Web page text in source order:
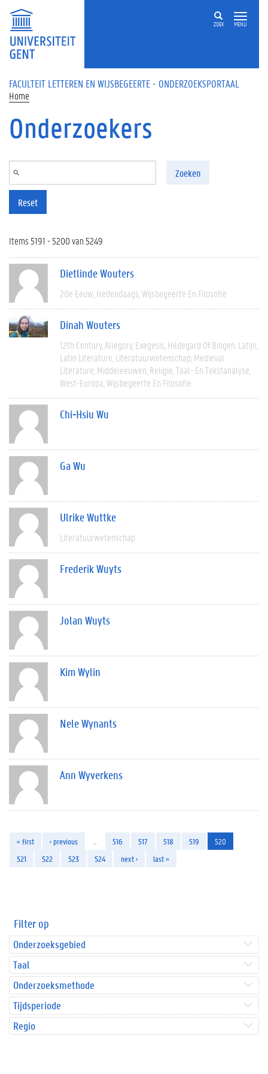
Overslaan en naar de inhoud gaan
ZOEK MENU
FACULTEIT LETTEREN EN WIJSBEGEERTE - ONDERZOEKSPORTAAL
Home
Onderzoekers
Zoeken
Reset
Items 5191 - 5200 van 5249
Dietlinde Wouters
20e Eeuw Hedendaags Wijsbegeerte En Filosofie
Dinah Wouters
12th Century Allegory Exegesis Hildegard Of Bingen Latijn
Latin Literature Literatuurwetenschap Medieval
Literature Middeleeuwen Religie Taal- En Tekstanalyse
West-Europa Wijsbegeerte En Filosofie
Chi-Hsiu Wu
Ga Wu
Ulrike Wuttke
Literatuurwetenschap
Frederik Wuyts
Jolan Wuyts
Kim Wylin
Nele Wynants
Ann Wyverkens
« first ‹ previous 516 517 518 519
520
521
522 523 524 next › last »
Filter op
Onderzoeksgebied
Taal
Onderzoeksmethode
Tijdsperiode
Regio